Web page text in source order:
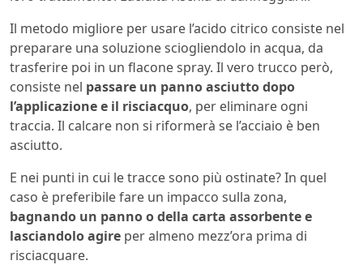
Il metodo migliore per usare l’acido citrico consiste nel
preparare una soluzione sciogliendolo in acqua, da
trasferire poi in un flacone spray. Il vero trucco però,
consiste nel passare un panno asciutto dopo
l’applicazione e il risciacquo, per eliminare ogni
traccia. Il calcare non si riformerà se l’acciaio è ben
asciutto.
E nei punti in cui le tracce sono più ostinate? In quel
caso è preferibile fare un impacco sulla zona,
bagnando un panno o della carta assorbente e
lasciandolo agire per almeno mezz’ora prima di
risciacquare.